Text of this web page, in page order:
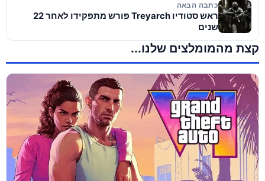
כתבה הבאה
ראש סטודיו Treyarch פורש מתפקידו לאחר 22
שנים
קצת מהמומלצים שלנו...